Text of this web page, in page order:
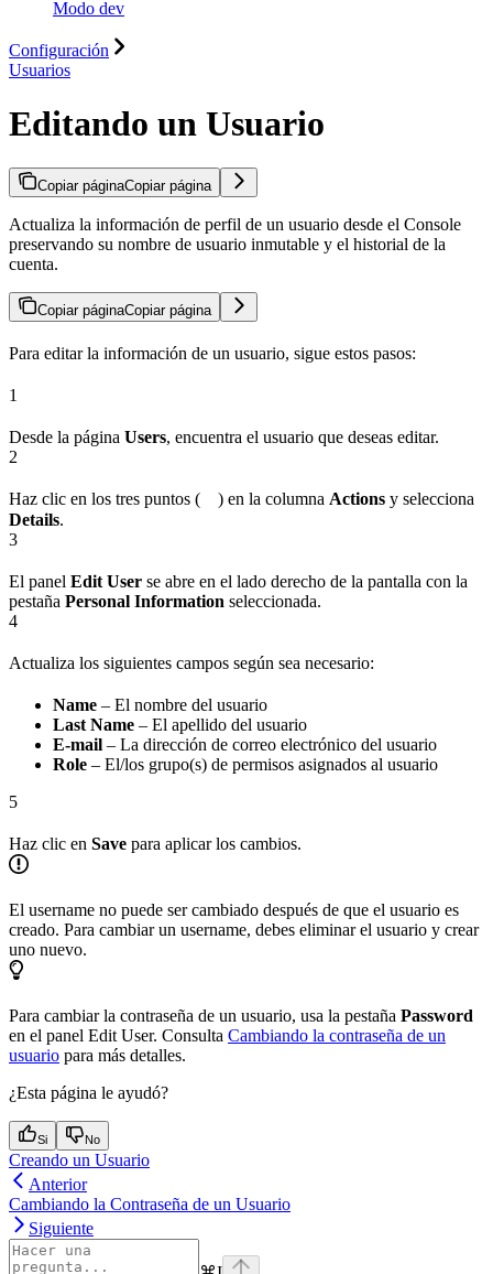
Modo dev
Configuración
Usuarios
Editando un Usuario
Copiar páginaCopiar página
Actualiza la información de perfil de un usuario desde el Console
preservando su nombre de usuario inmutable y el historial de la
cuenta.
Copiar páginaCopiar página
Para editar la información de un usuario, sigue estos pasos:
1
Desde la página Users, encuentra el usuario que deseas editar.
2
Haz clic en los tres puntos ( ) en la columna Actions y selecciona
Details.
3
El panel Edit User se abre en el lado derecho de la pantalla con la
pestaña Personal Information seleccionada.
4
Actualiza los siguientes campos según sea necesario:
Name – El nombre del usuario
Last Name – El apellido del usuario
E-mail – La dirección de correo electrónico del usuario
Role – El/los grupo(s) de permisos asignados al usuario
5
Haz clic en Save para aplicar los cambios.
El username no puede ser cambiado después de que el usuario es
creado. Para cambiar un username, debes eliminar el usuario y crear
uno nuevo.
Para cambiar la contraseña de un usuario, usa la pestaña Password
en el panel Edit User. Consulta Cambiando la contraseña de un
usuario para más detalles.
¿Esta página le ayudó?
Si No
Creando un Usuario
Anterior
Cambiando la Contraseña de un Usuario
Siguiente